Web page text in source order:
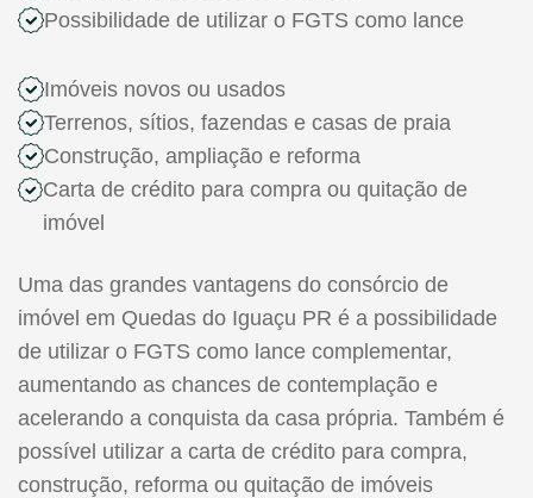
Possibilidade de utilizar o FGTS como lance
Imóveis novos ou usados
Terrenos, sítios, fazendas e casas de praia
Construção, ampliação e reforma
Carta de crédito para compra ou quitação de
imóvel
Uma das grandes vantagens do consórcio de
imóvel em Quedas do Iguaçu PR é a possibilidade
de utilizar o FGTS como lance complementar,
aumentando as chances de contemplação e
acelerando a conquista da casa própria. Também é
possível utilizar a carta de crédito para compra,
construção, reforma ou quitação de imóveis